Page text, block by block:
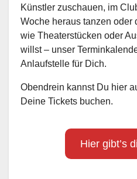
Künstler zuschauen, im
Woche heraus tanzen oder
wie Theaterstücken oder
willst – unser
Anlaufstelle für Dich.
Obendrein kannst Du hier
Deine Tickets buchen.
Hier gibt’s